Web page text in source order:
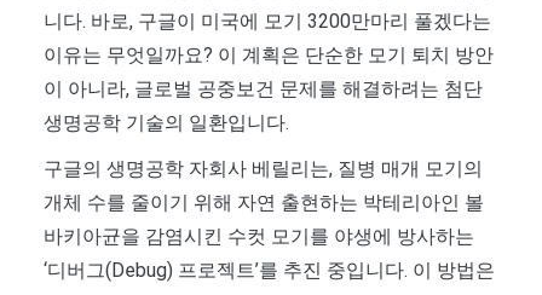
니다. 바로, 구글이 미국에 모기 3200만마리 풀겠다는
이유는 무엇일까요? 이 계획은 단순한 모기 퇴치 방안
이 아니라, 글로벌 공중보건 문제를 해결하려는 첨단
생명공학 기술의 일환입니다.
구글의 생명공학 자회사 베릴리는, 질병 매개 모기의
개체 수를 줄이기 위해 자연 출현하는 박테리아인 볼
바키아균을 감염시킨 수컷 모기를 야생에 방사하는
‘디버그(Debug) 프로젝트’를 추진 중입니다. 이 방법은